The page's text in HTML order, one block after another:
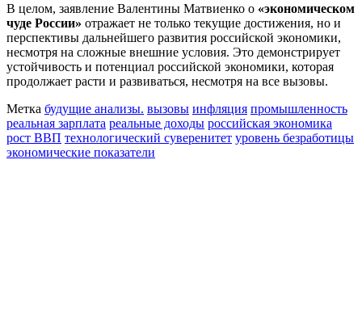
В целом, заявление Валентины Матвиенко о «экономическом
чуде России» отражает не только текущие достижения, но и
перспективы дальнейшего развития российской экономики,
несмотря на сложные внешние условия. Это демонстрирует
устойчивость и потенциал российской экономики, которая
продолжает расти и развиваться, несмотря на все вызовы.
Метка будущие анализы. вызовы инфляция промышленность
реальная зарплата реальные доходы российская экономика
рост ВВП технологический суверенитет уровень безработицы
экономические показатели